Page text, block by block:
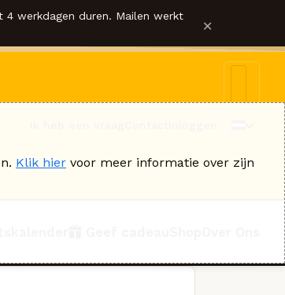
4 werkdagen duren. Mailen werkt
×
Klik hier voor meer informatie over zijn